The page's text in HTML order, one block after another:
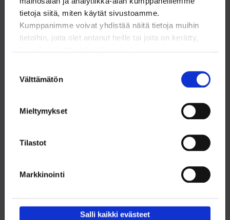
tietoja siitä, miten käytät sivustoamme.
Kumppanimme voivat yhdistää näitä tietoja muihin
tietoihin, joita olet antanut heille tai joita on kerätty,
valinta
Välttämätön
Mieltymykset
Tilastot
Markkinointi
Salli kaikki evästeet
Vanhan hyvän ajan Suomi-vaatteet kiertävät hyvin
Valokuvaaja Ulla Nisonen muutti vanhojen vaatteiden harrastuksensa
vuosi sitten ammatiksi perustamalla Vintage Makkara -nimisen